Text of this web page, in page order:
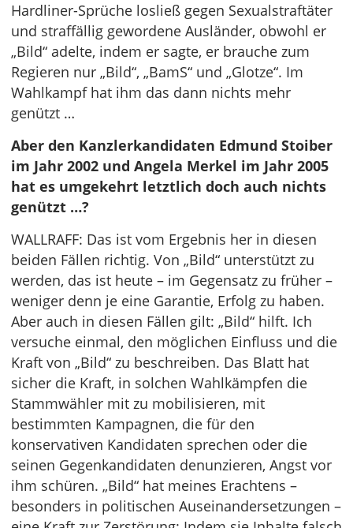
Hardliner-Sprüche losließ gegen Sexualstraftäter
und straffällig gewordene Ausländer, obwohl er
„Bild“ adelte, indem er sagte, er brauche zum
Regieren nur „Bild“, „BamS“ und „Glotze“. Im
Wahlkampf hat ihm das dann nichts mehr
genützt …
Aber den Kanzlerkandidaten Edmund Stoiber
im Jahr 2002 und Angela Merkel im Jahr 2005
hat es umgekehrt letztlich doch auch nichts
genützt …?
WALLRAFF: Das ist vom Ergebnis her in diesen
beiden Fällen richtig. Von „Bild“ unterstützt zu
werden, das ist heute – im Gegensatz zu früher –
weniger denn je eine Garantie, Erfolg zu haben.
Aber auch in diesen Fällen gilt: „Bild“ hilft. Ich
versuche einmal, den möglichen Einfluss und die
Kraft von „Bild“ zu beschreiben. Das Blatt hat
sicher die Kraft, in solchen Wahlkämpfen die
Stammwähler mit zu mobilisieren, mit
bestimmten Kampagnen, die für den
konservativen Kandidaten sprechen oder die
seinen Gegenkandidaten denunzieren, Angst vor
ihm schüren. „Bild“ hat meines Erachtens –
besonders in politischen Auseinandersetzungen –